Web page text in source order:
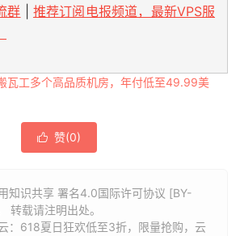
群
推荐订阅电报频道，最新VPS服
瓦工多个高品质机房，年付低至49.99美
 赞(0)
知识共享 署名4.0国际许可协议 [BY-
转载请注明出处。
：618夏日狂欢低至3折，限量抢购，云